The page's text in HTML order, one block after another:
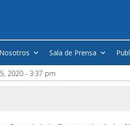
Nosotros Sala de Prensa
2020 - 3:37 pm